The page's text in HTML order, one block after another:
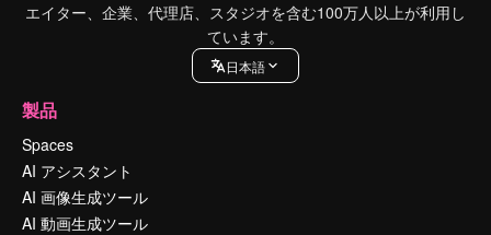
エイター、企業、代理店、スタジオを含む100万人以上が利用し
ています。
日本語
製品
Spaces
AI アシスタント
AI 画像生成ツール
AI 動画生成ツール